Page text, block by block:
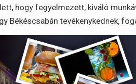
hogy fegyelmezett, kiváló
Békéscsabán tevékenykednek,